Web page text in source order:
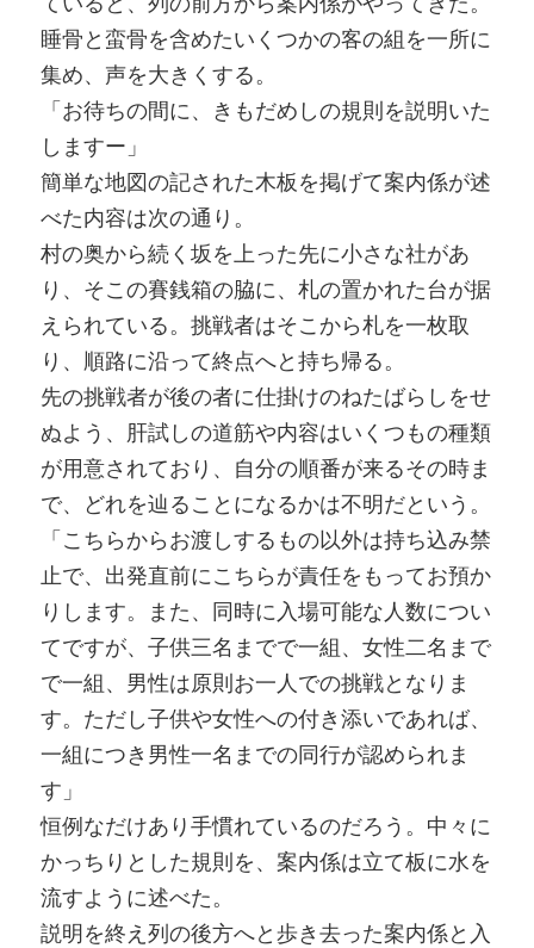
睡骨と蛮骨を含めたいくつかの客の組を一所に
集め、声を大きくする。
「お待ちの間に、きもだめしの規則を説明いた
しますー」
簡単な地図の記された木板を掲げて案内係が述
べた内容は次の通り。
村の奥から続く坂を上った先に小さな社があ
り、そこの賽銭箱の脇に、札の置かれた台が据
えられている。挑戦者はそこから札を一枚取
り、順路に沿って終点へと持ち帰る。
先の挑戦者が後の者に仕掛けのねたばらしをせ
ぬよう、肝試しの道筋や内容はいくつもの種類
が用意されており、自分の順番が来るその時ま
で、どれを辿ることになるかは不明だという。
「こちらからお渡しするもの以外は持ち込み禁
止で、出発直前にこちらが責任をもってお預か
りします。また、同時に入場可能な人数につい
てですが、子供三名までで一組、女性二名まで
で一組、男性は原則お一人での挑戦となりま
す。ただし子供や女性への付き添いであれば、
一組につき男性一名までの同行が認められま
す」
恒例なだけあり手慣れているのだろう。中々に
かっちりとした規則を、案内係は立て板に水を
流すように述べた。
説明を終え列の後方へと歩き去った案内係と入